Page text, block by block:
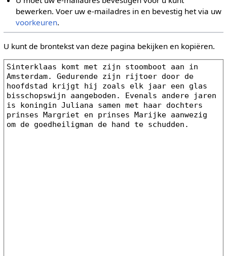
bewerken. Voer uw e-mailadres in en bevestig het via uw
voorkeuren.
U kunt de brontekst van deze pagina bekijken en kopiëren.